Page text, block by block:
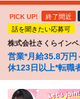
PICK UP! 終了間近
話を聞きたい応募可
株式会社さくらインベ
営業*月給35.8万円
休123日以上*転職